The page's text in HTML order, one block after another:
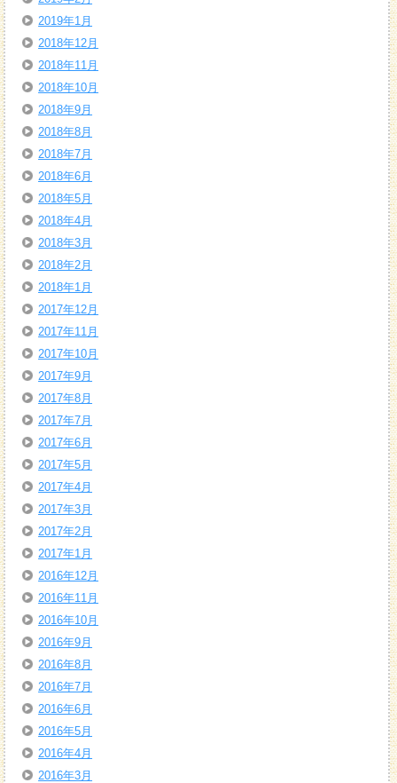
2019年1月
2018年12月
2018年11月
2018年10月
2018年9月
2018年8月
2018年7月
2018年6月
2018年5月
2018年4月
2018年3月
2018年2月
2018年1月
2017年12月
2017年11月
2017年10月
2017年9月
2017年8月
2017年7月
2017年6月
2017年5月
2017年4月
2017年3月
2017年2月
2017年1月
2016年12月
2016年11月
2016年10月
2016年9月
2016年8月
2016年7月
2016年6月
2016年5月
2016年4月
2016年3月